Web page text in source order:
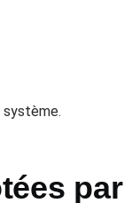
par